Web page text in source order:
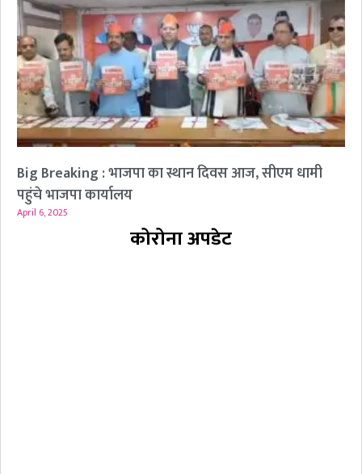
Big Breaking : भाजपा का स्थान दिवस आज, सीएम धामी
पहुंचे भाजपा कार्यालय
April 6, 2025
कोरोना अपडेट